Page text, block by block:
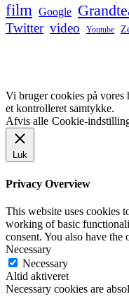
film Google
Twitter video Youtube
Vi bruger cookies på
et kontrolleret samtykke.
Afvis alle Cookie-
Luk
Privacy Overview
This website uses cookies
working of basic
consent. You also have
Necessary
Necessary
Altid aktiveret
Necessary cookies are